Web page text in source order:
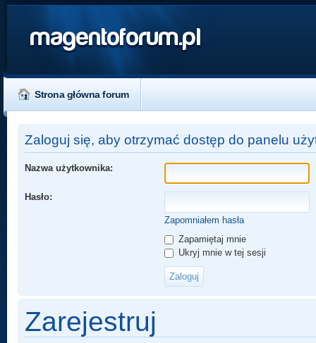
magentoforum.pl
Strona główna forum
Zaloguj się, aby otrzymać dostęp do panelu
Nazwa użytkownika:
Hasło:
Zapomniałem hasła
Zapamiętaj mnie
Ukryj mnie w tej sesji
Zarejestruj